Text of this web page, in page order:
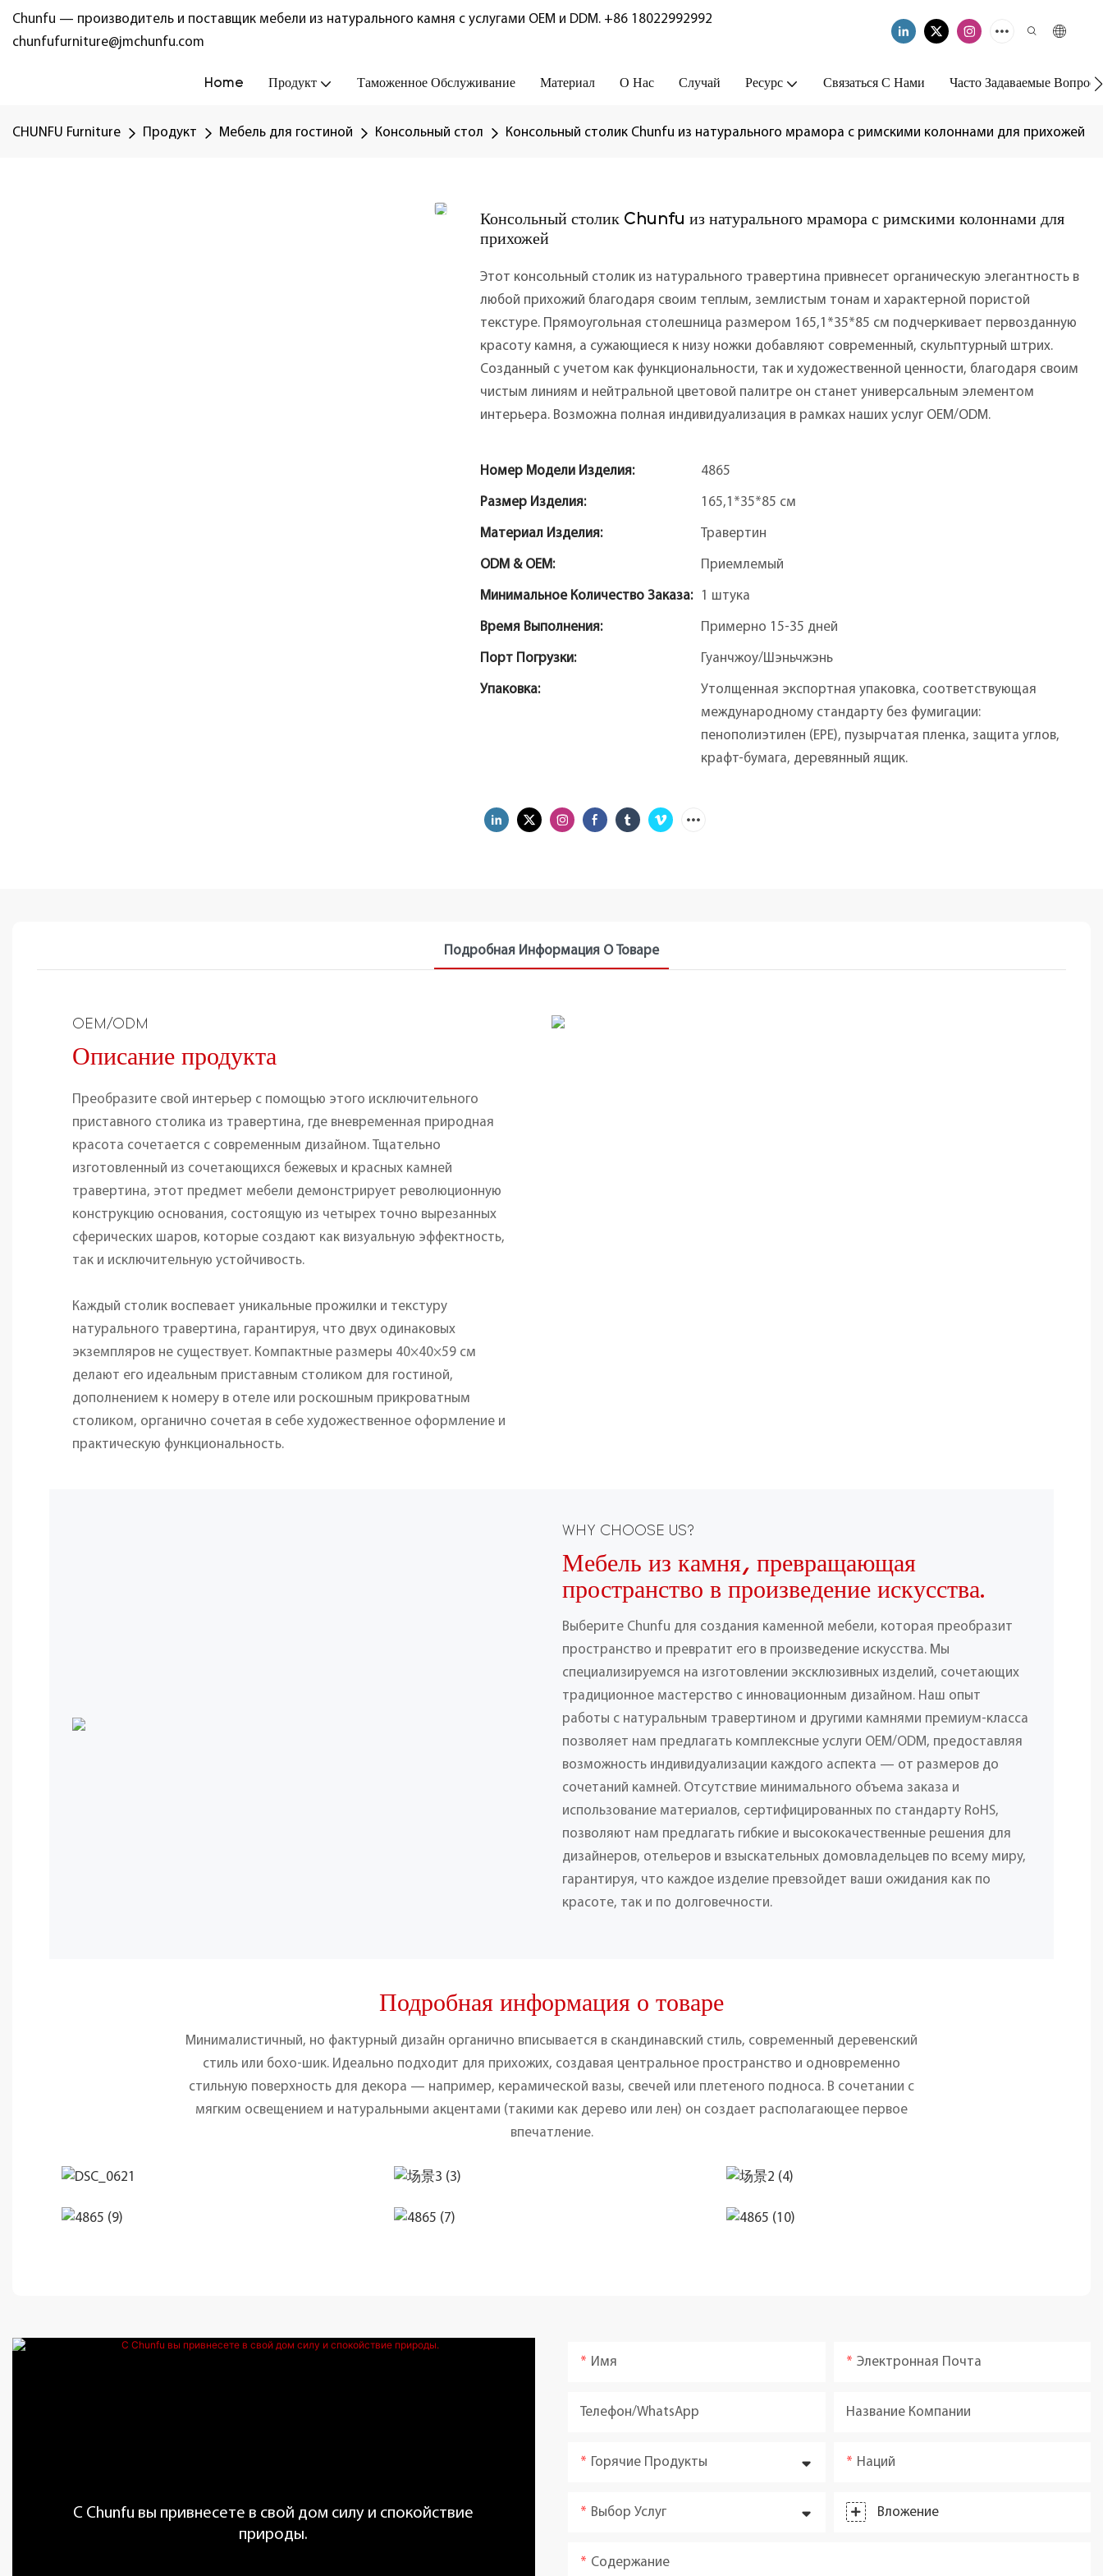
Chunfu — производитель и поставщик мебели из натурального камня с услугами OEM и DDM. +86 18022992992
chunfufurniture@jmchunfu.com
Home Продукт Таможенное Обслуживание Материал О Нас Случай Ресурс Связаться С Нами Часто Задаваемые
CHUNFU Furniture Продукт Мебель для гостиной Консольный стол Консольный столик Chunfu из натурального мрамора с римскими колоннами для прихожей
Консольный столик Chunfu из натурального мрамора с римскими колоннами для
прихожей
Этот консольный столик из натурального травертина привнесет органическую элегантность в
любой прихожий благодаря своим теплым, землистым тонам и характерной пористой
текстуре. Прямоугольная столешница размером 165,1*35*85 см подчеркивает первозданную
красоту камня, а сужающиеся к низу ножки добавляют современный, скульптурный штрих.
Созданный с учетом как функциональности, так и художественной ценности, благодаря своим
чистым линиям и нейтральной цветовой палитре он станет универсальным элементом
интерьера. Возможна полная индивидуализация в рамках наших услуг OEM/ODM.
Номер Модели Изделия: 4865
Размер Изделия: 165,1*35*85 см
Материал Изделия: Травертин
ODM & OEM: Приемлемый
Минимальное Количество Заказа: 1 штука
Время Выполнения: Примерно 15-35 дней
Порт Погрузки: Гуанчжоу/Шэньчжэнь
Упаковка:
Утолщенная экспортная упаковка, соответствующая
международному стандарту без фумигации:
пенополиэтилен (EPE), пузырчатая пленка, защита углов,
крафт-бумага, деревянный ящик.
Подробная Информация О Товаре
OEM/ODM
Описание продукта
Преобразите свой интерьер с помощью этого исключительного
приставного столика из травертина, где вневременная природная
красота сочетается с современным дизайном. Тщательно
изготовленный из сочетающихся бежевых и красных камней
травертина, этот предмет мебели демонстрирует революционную
конструкцию основания, состоящую из четырех точно вырезанных
сферических шаров, которые создают как визуальную эффектность,
так и исключительную устойчивость.
Каждый столик воспевает уникальные прожилки и текстуру
натурального травертина, гарантируя, что двух одинаковых
экземпляров не существует. Компактные размеры 40×40×59 см
делают его идеальным приставным столиком для гостиной,
дополнением к номеру в отеле или роскошным прикроватным
столиком, органично сочетая в себе художественное оформление и
практическую функциональность.
WHY CHOOSE US?
Мебель из камня, превращающая
пространство в произведение искусства.
Выберите Chunfu для создания каменной мебели, которая преобразит
пространство и превратит его в произведение искусства. Мы
специализируемся на изготовлении эксклюзивных изделий, сочетающих
традиционное мастерство с инновационным дизайном. Наш опыт
работы с натуральным травертином и другими камнями премиум-класса
позволяет нам предлагать комплексные услуги OEM/ODM, предоставляя
возможность индивидуализации каждого аспекта — от размеров до
сочетаний камней. Отсутствие минимального объема заказа и
использование материалов, сертифицированных по стандарту RoHS,
позволяют нам предлагать гибкие и высококачественные решения для
дизайнеров, отельеров и взыскательных домовладельцев по всему миру,
гарантируя, что каждое изделие превзойдет ваши ожидания как по
красоте, так и по долговечности.
Подробная информация о товаре
Минималистичный, но фактурный дизайн органично вписывается в скандинавский стиль, современный деревенский
стиль или бохо-шик. Идеально подходит для прихожих, создавая центральное пространство и одновременно
стильную поверхность для декора — например, керамической вазы, свечей или плетеного подноса. В сочетании с
мягким освещением и натуральными акцентами (такими как дерево или лен) он создает располагающее первое
впечатление.
С Chunfu вы привнесете в свой дом силу и спокойствие
природы.
Имя Электронная Почта
Телефон/WhatsApp Название Компании
Горячие Продукты Наций
Выбор Услуг Вложение
Содержание